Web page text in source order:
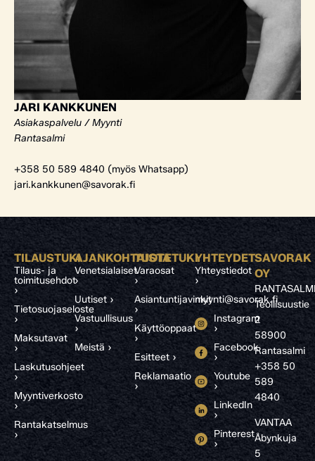
JARI KANKKUNEN
Asiakaspalvelu / Myynti
Rantasalmi
+358 50 589 4840 (myös Whatsapp)
jari.kankkunen@savorak.fi
TILAUSTUKI
Tilaus- ja
toimitusehdot
›
Tietosuojaseloste
›
Maksutavat
›
Laskutusohjeet
›
Myyntiverkosto
›
Rantakatselmus
›
AJANKOHTAISTA
Venetsialaiset
›
Uutiset ›
Vastuullisuus
›
Meistä ›
TUOTETUKI
Varaosat
›
Asiantuntijavinkit
›
Käyttöoppaat
›
Esitteet ›
Reklamaatio
›
YHTEYDET
Yhteystiedot
›
myynti@savorak.fi
Instagram
›
Facebook
›
Youtube
›
LinkedIn
›
Pinterest
›
SAVORAK
OY
Teollisuustie
2
58900
Rantasalmi
+358 50
589
4840
VANTAA
Åbynkuja
5